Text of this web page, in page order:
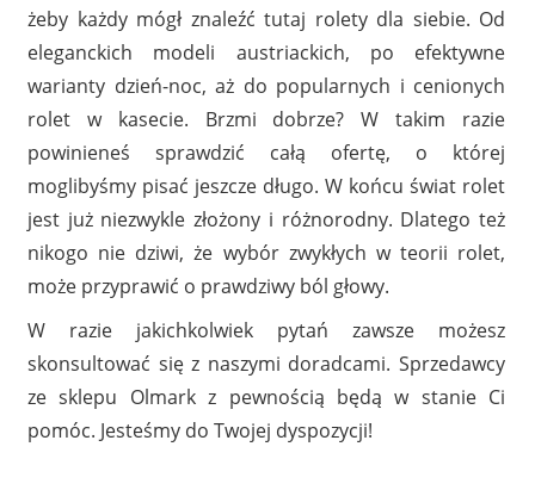
żeby każdy mógł znaleźć tutaj rolety dla siebie. Od
eleganckich modeli austriackich, po efektywne
warianty dzień-noc, aż do popularnych i cenionych
rolet w kasecie. Brzmi dobrze? W takim razie
powinieneś sprawdzić całą ofertę, o której
moglibyśmy pisać jeszcze długo. W końcu świat rolet
jest już niezwykle złożony i różnorodny. Dlatego też
nikogo nie dziwi, że wybór zwykłych w teorii rolet,
może przyprawić o prawdziwy ból głowy.
W razie jakichkolwiek pytań zawsze możesz
skonsultować się z naszymi doradcami. Sprzedawcy
ze sklepu Olmark z pewnością będą w stanie Ci
pomóc. Jesteśmy do Twojej dyspozycji!